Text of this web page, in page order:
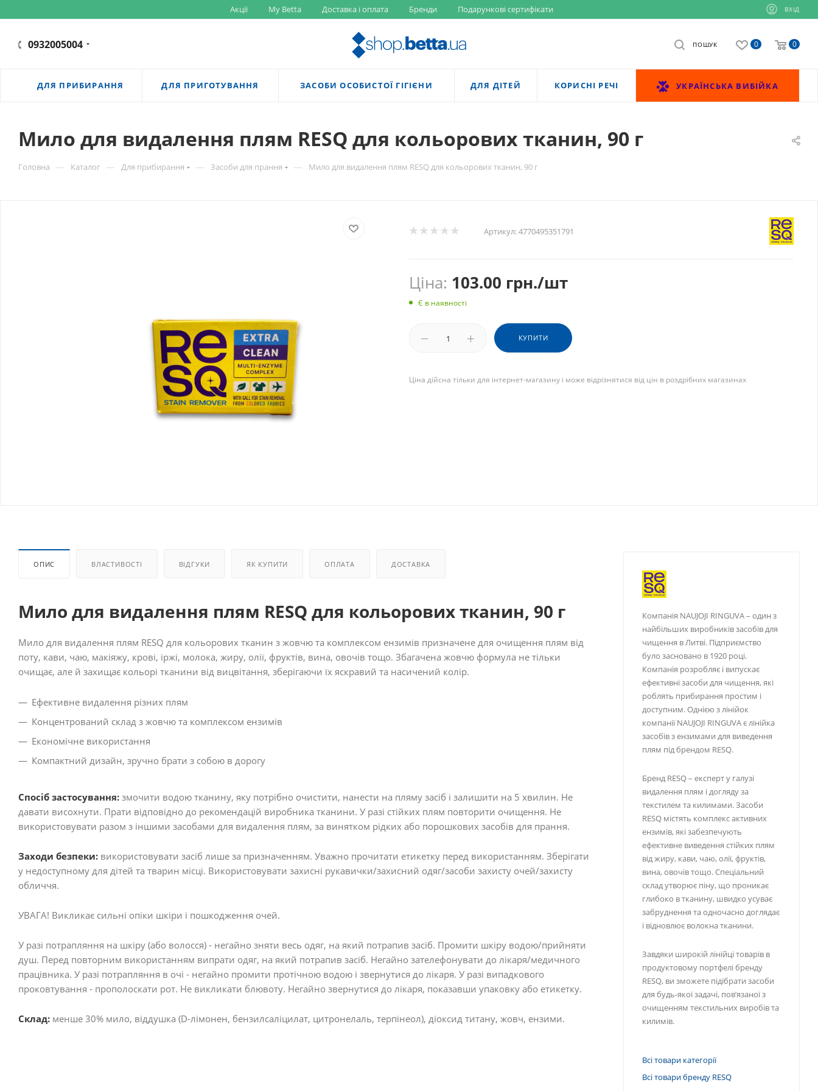
Акції My Betta Доставка і оплата Бренди Подарункові сертифікати ВХІД
0932005004 0 0
ПОШУК
ДЛЯ ПРИБИРАННЯ ДЛЯ ПРИГОТУВАННЯ ЗАСОБИ ОСОБИСТОЇ ГІГІЄНИ ДЛЯ ДІТЕЙ КОРИСНІ РЕЧІ УКРАЇНСЬКА ВИБІЙКА
Мило для видалення плям RESQ для кольорових тканин, 90 г
Головна — Каталог — Для прибирання — Засоби для прання — Мило для видалення плям RESQ для кольорових тканин, 90 г
Артикул:4770495351791
Ціна: 103.00 грн./шт
Є в наявності
КУПИТИ
Ціна дійсна тільки для інтернет-магазину і може відрізнятися від цін в роздрібних магазинах
ОПИС ВЛАСТИВОСТІ ВІДГУКИ ЯК КУПИТИ ОПЛАТА ДОСТАВКА
Мило для видалення плям RESQ для кольорових тканин, 90 г
Мило для видалення плям RESQ для кольорових тканин з жовчю та комплексом ензимів призначене для очищення плям від
поту, кави, чаю, макіяжу, крові, іржі, молока, жиру, олії, фруктів, вина, овочів тощо. Збагачена жовчю формула не тільки
очищає, але й захищає кольорі тканини від вицвітання, зберігаючи їх яскравий та насичений колір.
Ефективне видалення різних плям
Концентрований склад з жовчю та комплексом ензимів
Економічне використання
Компактний дизайн, зручно брати з собою в дорогу
Спосіб застосування: змочити водою тканину, яку потрібно очистити, нанести на пляму засіб і залишити на 5 хвилин. Не
давати висохнути. Прати відповідно до рекомендацій виробника тканини. У разі стійких плям повторити очищення. Не
використовувати разом з іншими засобами для видалення плям, за винятком рідких або порошкових засобів для прання.
Заходи безпеки: використовувати засіб лише за призначенням. Уважно прочитати етикетку перед використанням. Зберігати
у недоступному для дітей та тварин місці. Використовувати захисні рукавички/захисний одяг/засоби захисту очей/захисту
обличчя.
УВАГА! Викликає сильні опіки шкіри і пошкодження очей.
У разі потрапляння на шкіру (або волосся) - негайно зняти весь одяг, на який потрапив засіб. Промити шкіру водою/прийняти
душ. Перед повторним використанням випрати одяг, на який потрапив засіб. Негайно зателефонувати до лікаря/медичного
працівника. У разі потрапляння в очі - негайно промити протічною водою і звернутися до лікаря. У разі випадкового
проковтування - прополоскати рот. Не викликати блювоту. Негайно звернутися до лікаря, показавши упаковку або етикетку.
Склад: менше 30% мило, віддушка (D-лімонен, бензилсаліцилат, цитронелаль, терпінеол), діоксид титану, жовч, ензими.
Компанія NAUJOJI RINGUVA – один з
найбільших виробників засобів для
чищення в Литві. Підприємство
було засновано в 1920 році.
Компанія розробляє і випускає
ефективні засоби для чищення, які
роблять прибирання простим і
доступним. Однією з лінійок
компанії NAUJOJI RINGUVA є лінійка
засобів з ензимами для виведення
плям під брендом RESQ.
Бренд RESQ – експерт у галузі
видалення плям і догляду за
текстилем та килимами. Засоби
RESQ містять комплекс активних
ензимів, які забезпечують
ефективне виведення стійких плям
від жиру, кави, чаю, олії, фруктів,
вина, овочів тощо. Спеціальний
склад утворює піну, що проникає
глибоко в тканину, швидко усуває
забруднення та одночасно доглядає
і відновлює волокна тканини.
Завдяки широкій лінійці товарів в
продуктовому портфелі бренду
RESQ, ви зможете підібрати засоби
для будь-якої задачі, пов’язаної з
очищенням текстильних виробів та
килимів.
Всі товари категорії
Всі товари бренду RESQ